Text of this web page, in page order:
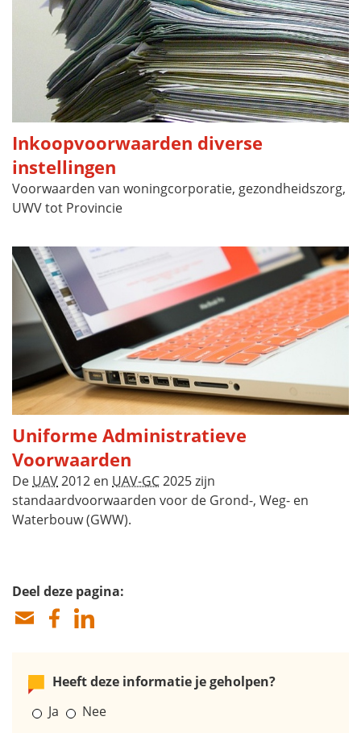
Inkoopvoorwaarden diverse
instellingen
Voorwaarden van woningcorporatie, gezondheidszorg,
UWV tot Provincie
Uniforme Administratieve
Voorwaarden
De UAV2012 en UAV-GC2025 zijn
standaardvoorwaarden voor de Grond-, Weg- en
Waterbouw (GWW).
Deel deze pagina:
Heeft deze informatie je geholpen?
Ja
Nee